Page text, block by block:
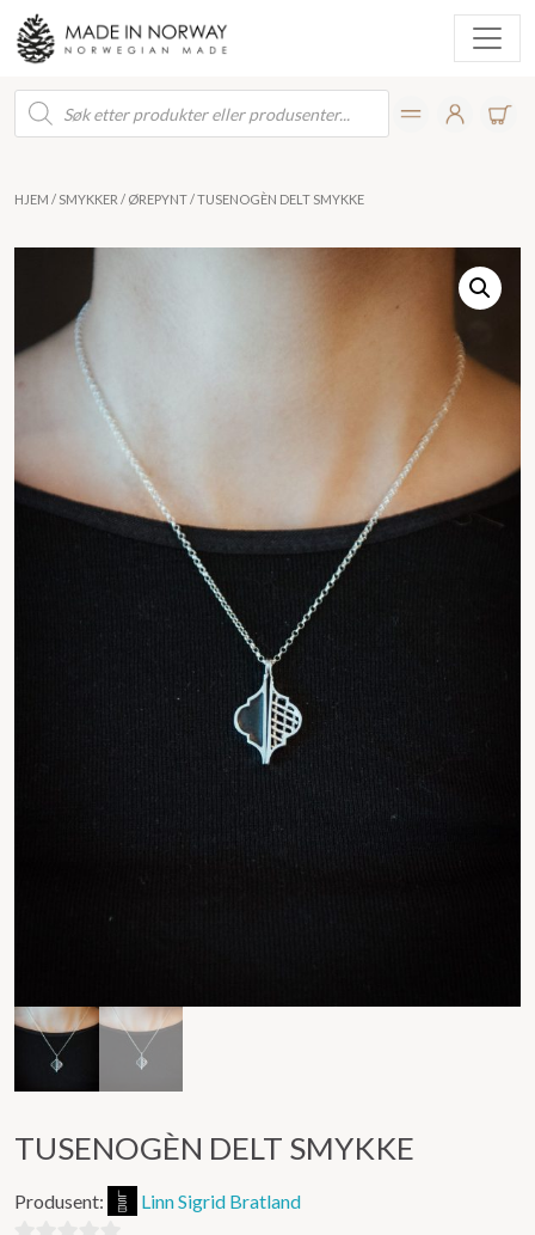
Products
search
HJEM / SMYKKER / ØREPYNT/ TUSENOGÈN DELT SMYKKE
TUSENOGÈN DELT SMYKKE
Produsent: Linn Sigrid Bratland